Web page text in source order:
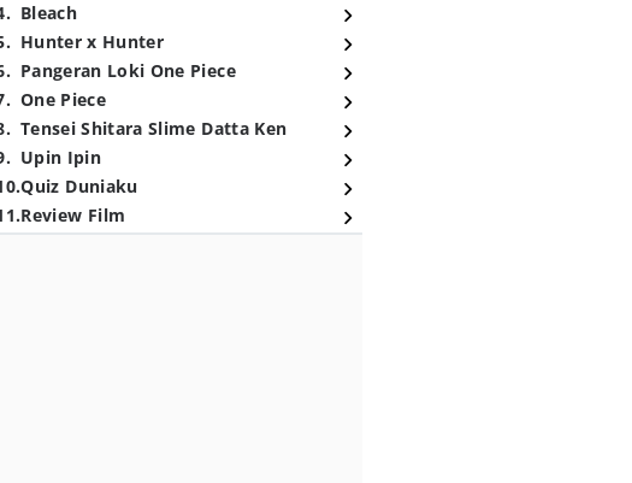
. Bleach
. Hunter x Hunter
. Pangeran Loki One Piece
. One Piece
. Tensei Shitara Slime Datta Ken
. Upin Ipin
.Quiz Duniaku
.Review Film